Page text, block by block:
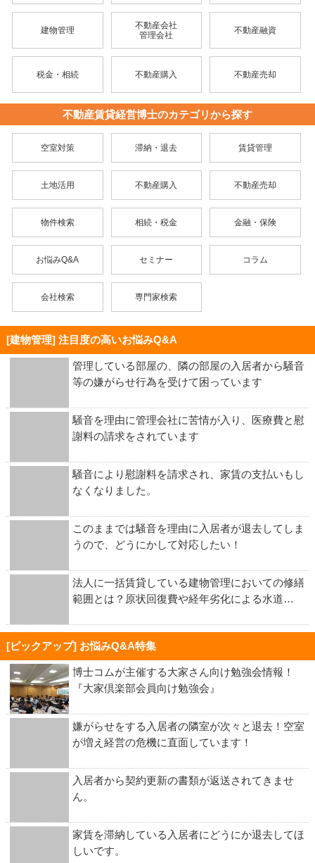
建物管理
不動産会社
管理会社
不動産融資
税金・相続 不動産購入 不動産売却
不動産賃貸経営博士のカテゴリから探す
空室対策 滞納・退去 賃貸管理
土地活用 不動産購入 不動産売却
物件検索 相続・税金 金融・保険
お悩みQ&A セミナー コラム
会社検索 専門家検索
[建物管理] 注目度の高いお悩みQ&A
管理している部屋の、隣の部屋の入居者から騒音
等の嫌がらせ行為を受けて困っています
騒音を理由に管理会社に苦情が入り、医療費と慰
謝料の請求をされています
騒音により慰謝料を請求され、家賃の支払いもし
なくなりました。
このままでは騒音を理由に入居者が退去してしま
うので、どうにかして対応したい！
法人に一括賃貸している建物管理においての修繕
範囲とは？原状回復費や経年劣化による水道…
[ピックアップ] お悩みQ&A特集
博士コムが主催する大家さん向け勉強会情報！
『大家倶楽部会員向け勉強会』
嫌がらせをする入居者の隣室が次々と退去！空室
が増え経営の危機に直面しています！
入居者から契約更新の書類が返送されてきませ
ん。
家賃を滞納している入居者にどうにか退去してほ
しいです。